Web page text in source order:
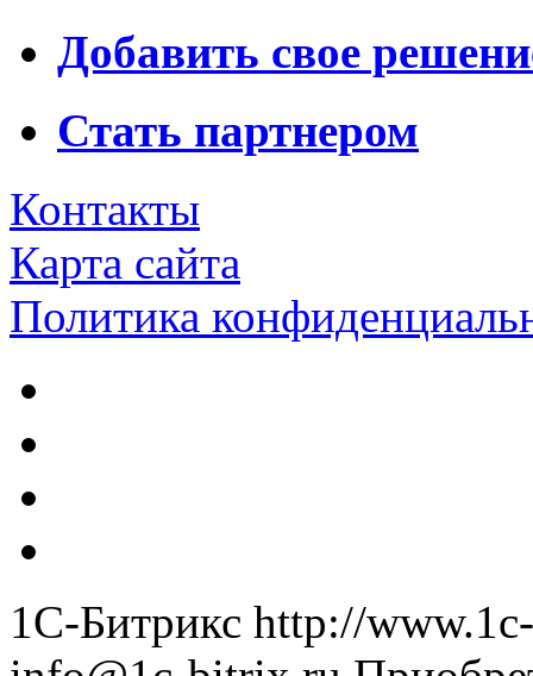
Добавить свое
Стать партнером
Контакты
Карта сайта
Политика
1С-Битрикс http://